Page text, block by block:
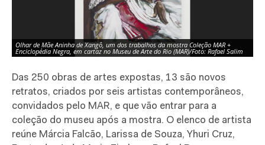
Olhar de Mãe Aninha de Xangô, um dos trabalhos da mostra Coleção MAR +
Enciclopédia Negra, em cartaz no Museu de Arte do Rio (MAR)/Foto: Rafael Salim
Das 250 obras de artes expostas, 13 são novos
retratos, criados por seis artistas contemporâneos,
convidados pelo MAR, e que vão entrar para a
coleção do museu após a mostra. O elenco de artista
reúne Márcia Falcão, Larissa de Souza, Yhuri Cruz,